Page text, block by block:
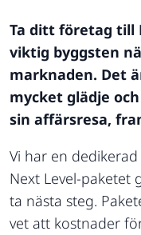
Ta ditt företag till
viktig byggsten
marknaden. Det
mycket glädje
sin affärsresa,
Vi har en
Next Level-paketet
ta nästa steg.
vet att kostnader